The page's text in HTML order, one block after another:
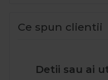
Ce spun clientii
Detii sau ai